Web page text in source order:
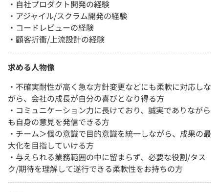
・自社プロダクト開発の経験
・アジャイル/スクラム開発の経験
・コードレビューの経験
・顧客折衝/上流設計の経験
求める人物像
・不確実耐性が高く急な方針変更などにも柔軟に対応しな
がら、会社の成長が自分の喜びとなり得る方
・コミュニケーション力に長けており、誠実でありながら
も自身の意見を発信できる方
・チーム＞個の意識で目的意識を統一しながら、成果の最
大化を目指していける方
・与えられる業務範囲の中に留まらず、必要な役割/タス
ク/期待を理解して遂行できる柔軟性をお持ちの方